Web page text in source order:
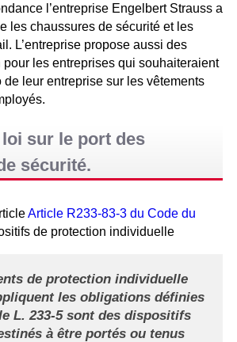
l’entreprise Engelbert Strauss a
les chaussures de sécurité et les
L’entreprise propose aussi des
les entreprises qui souhaiteraient
leur entreprise sur les vêtements
sur le port des
sécurité.
Article R233-83-3 du Code du
de protection individuelle
de protection individuelle
les obligations définies
L. 233-5 sont des dispositifs
à être portés ou tenus